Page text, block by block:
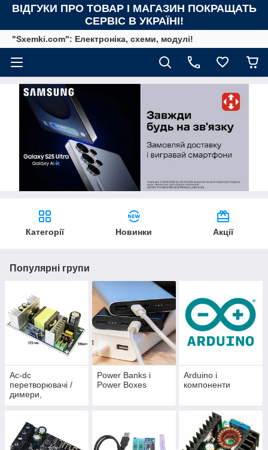
ВІДГУКИ ПРО ТОВАР І МАГАЗИН ПОКРАЩАТЬ
СЕРВІС В УКРАЇНІ!
"Sxemki.com": Електроніка, схеми, модулі!
Категорії Новинки Акції
Популярні групи
Ac-dc
перетворювачі /
димери,
Power Banks і
Power Boxes
Arduino і
компоненти